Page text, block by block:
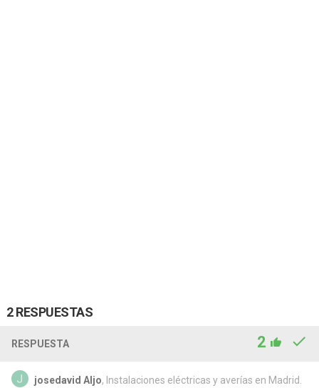
2 RESPUESTAS
RESPUESTA 2
josedavid Aljo, Instalaciones eléctricas y averías en Madrid.